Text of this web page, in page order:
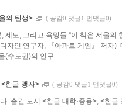
의 탄생> ( 공감0 댓글1 먼댓글0)
제도, 그리고 욕망들 “이 책은 서울
자인 연구자, 『아파트 게임』 저자
(수도권)의 인구...
한글 맹자> ( 공감0 댓글1 먼댓글0)
. 출간 도서 <한글 대학·중용>, <한